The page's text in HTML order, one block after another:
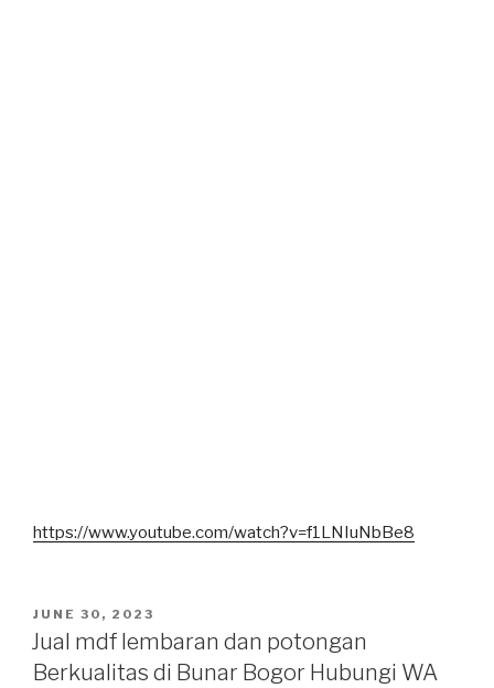
https://www.youtube.com/watch?v=f1LNIuNbBe8
POSTED
ON
JUNE 30, 2023
Jual mdf lembaran dan potongan
Berkualitas di Bunar Bogor Hubungi WA